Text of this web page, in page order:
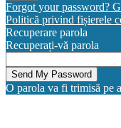
Forgot your password?
Politică privind fișierele
Recuperare parola
Recuperați-vă parola
O parola va fi trimisă pe